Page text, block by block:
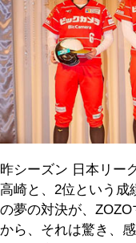
昨シーズン 日本リー
高崎と、2位という成
の夢の対決が、
から、それは驚き、